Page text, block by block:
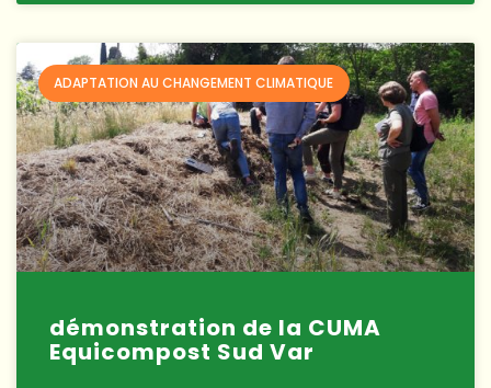
ADAPTATION AU CHANGEMENT CLIMATIQUE
démonstration de la CUMA
Equicompost Sud Var